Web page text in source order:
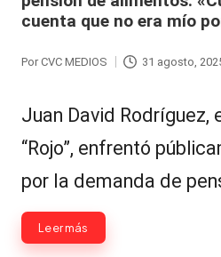
á
n
ul
a
C
hi
le
Hermano
Exclusivas
-
Tv
y
cuenta que no era mío
Por CVC MEDIOS 31 agosto,
Juan David Rodríguez,
“Rojo”, enfrentó
por la demanda de
Leer más